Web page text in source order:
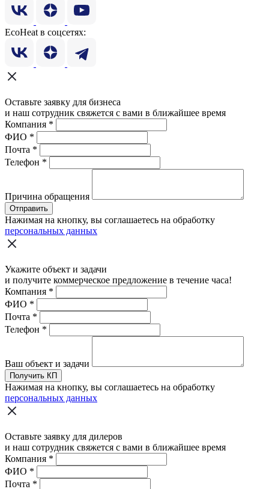
EcoHeat в соцсетях:
Оставьте заявку для бизнеса
и наш сотрудник свяжется с вами в ближайшее время
Компания *
ФИО *
Почта *
Телефон *
Причина обращения
Отправить
Нажимая на кнопку, вы соглашаетесь на обработку
персональных данных
Укажите объект и задачи
и получите коммерческое предложение в течение часа!
Компания *
ФИО *
Почта *
Телефон *
Ваш объект и задачи
Получить КП
Нажимая на кнопку, вы соглашаетесь на обработку
персональных данных
Оставьте заявку для дилеров
и наш сотрудник свяжется с вами в ближайшее время
Компания *
ФИО *
Почта *